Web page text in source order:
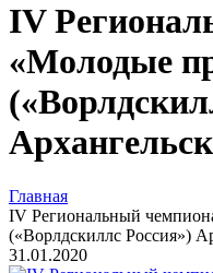
IV
«Молодые
Главная
IV Региональный
(«Ворлдскиллс Россия»)
31.01.2020